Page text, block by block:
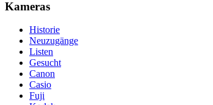
Kameras
Historie
Neuzugänge
Listen
Gesucht
Canon
Casio
Fuji